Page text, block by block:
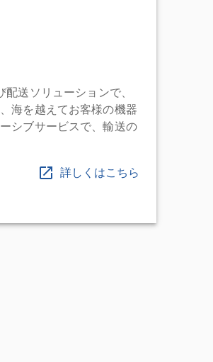
送ソリューションで、
海を越えてお客様の機器
シブサービスで、輸送の
詳しくはこちら